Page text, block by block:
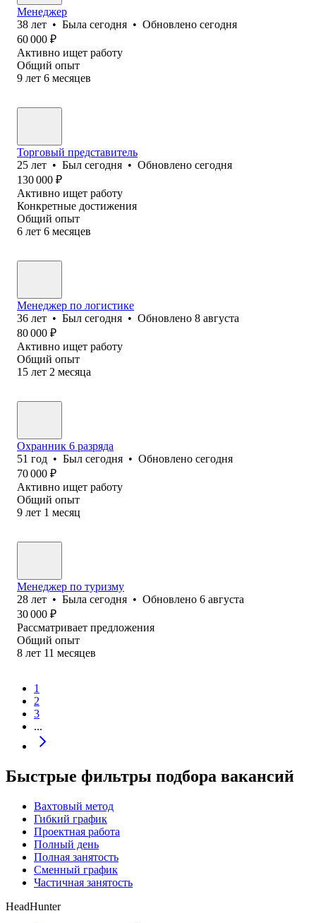
Менеджер
38 лет • Была сегодня • Обновлено сегодня
60 000 ₽
Активно ищет работу
Общий опыт
9 лет 6 месяцев
Торговый представитель
25 лет • Был сегодня • Обновлено сегодня
130 000 ₽
Активно ищет работу
Конкретные достижения
Общий опыт
6 лет 6 месяцев
Менеджер по логистике
36 лет • Был сегодня • Обновлено 8 августа
80 000 ₽
Активно ищет работу
Общий опыт
15 лет 2 месяца
Охранник 6 разряда
51 год • Был сегодня • Обновлено сегодня
70 000 ₽
Активно ищет работу
Общий опыт
9 лет 1 месяц
Менеджер по туризму
28 лет • Была сегодня • Обновлено 6 августа
30 000 ₽
Рассматривает предложения
Общий опыт
8 лет 11 месяцев
1
2
3
...
Быстрые фильтры подбора вакансий
Вахтовый метод
Гибкий график
Проектная работа
Полный день
Полная занятость
Сменный график
Частичная занятость
HeadHunter